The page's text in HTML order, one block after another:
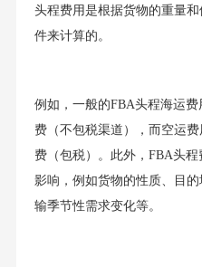
头程费用是根据货物的重量
件来计算的。
例如，一般的FBA头程海运
费（不包税渠道），而空运
费（包税）。此外，FBA头
影响，例如货物的性质、目
输季节性需求变化等。